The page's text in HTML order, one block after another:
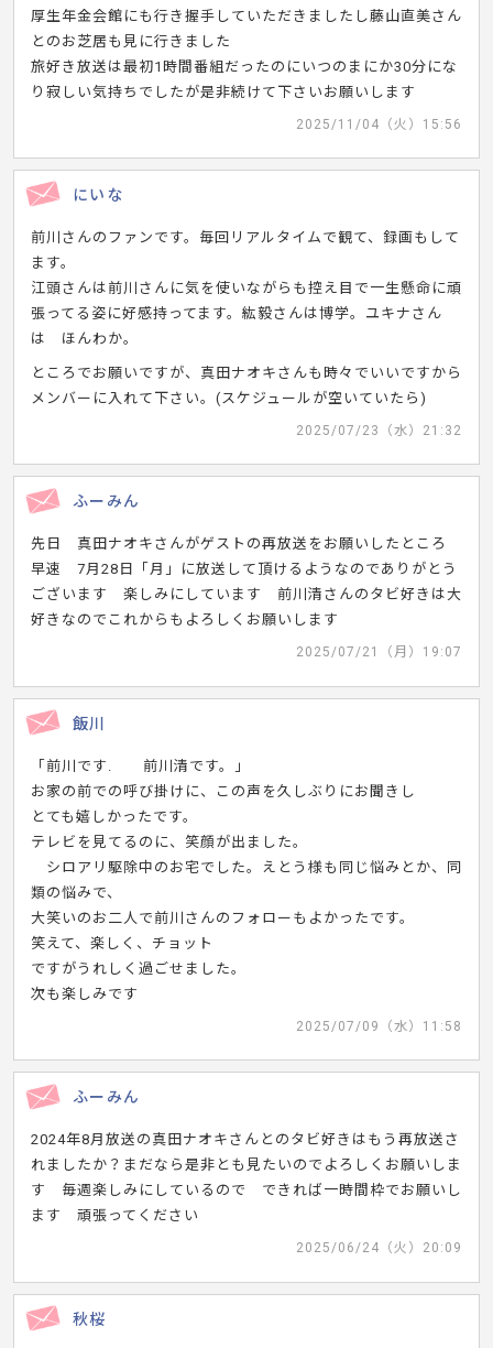
厚生年金会館にも行き握手していただきましたし藤山直美さん
とのお芝居も見に行きました
旅好き放送は最初1時間番組だったのにいつのまにか30分にな
り寂しい気持ちでしたが是非続けて下さいお願いします
2025/11/04（火）15:56
にいな
前川さんのファンです。毎回リアルタイムで観て、録画もして
ます。
江頭さんは前川さんに気を使いながらも控え目で一生懸命に頑
張ってる姿に好感持ってます。紘毅さんは博学。ユキナさん
は ほんわか。
ところでお願いですが、真田ナオキさんも時々でいいですから
メンバーに入れて下さい。(スケジュールが空いていたら)
2025/07/23（水）21:32
ふーみん
先日 真田ナオキさんがゲストの再放送をお願いしたところ
早速 7月28日「月」に放送して頂けるようなのでありがとう
ございます 楽しみにしています 前川清さんのタビ好きは大
好きなのでこれからもよろしくお願いします
2025/07/21（月）19:07
飯川
「前川です. 前川清です。」
お家の前での呼び掛けに、この声を久しぶりにお聞きし
とても嬉しかったです。
テレビを見てるのに、笑顔が出ました。
シロアリ駆除中のお宅でした。えとう様も同じ悩みとか、同
類の悩みで、
大笑いのお二人で前川さんのフォローもよかったです。
笑えて、楽しく、チョット
ですがうれしく過ごせました。
次も楽しみです
2025/07/09（水）11:58
ふーみん
2024年8月放送の真田ナオキさんとのタビ好きはもう再放送さ
れましたか？まだなら是非とも見たいのでよろしくお願いしま
す 毎週楽しみにしているので できれば一時間枠でお願いし
ます 頑張ってください
2025/06/24（火）20:09
秋桜